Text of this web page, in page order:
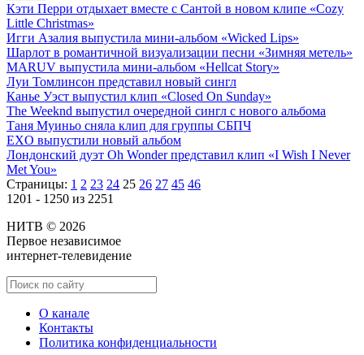
Кэти Перри отдыхает вместе с Сантой в новом клипе «Cozy
Little Christmas»
Игги Азалия выпустила мини-альбом «Wicked Lips»
Шарлот в романтичной визуализации песни «Зимняя метель»
MARUV выпустила мини-альбом «Hellcat Story»
Луи Томлинсон представил новый сингл
Канье Уэст выпустил клип «Closed On Sunday»
The Weeknd выпустил очередной сингл с нового альбома
Таня Муиньо сняла клип для группы СБПЧ
EXO выпустили новый альбом
Лондонский дуэт Oh Wonder представил клип «I Wish I Never
Met You»
Страницы: 1 2 23 24 25 26 27 45 46
1201 - 1250 из 2251
НИТВ © 2026
Первое независимое
интернет-телевидение
О канале
Контакты
Политика конфиденциальности